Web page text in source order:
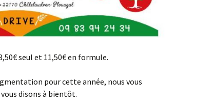
seul et 11,50€ en formule.
pour cette année, nous vous
disons à bientôt.